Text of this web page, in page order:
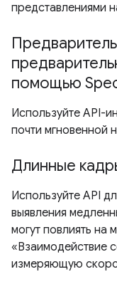
представлениями
помощью
Используйте API-
почти мгновенной
Длинные
Используйте API
выявления
могут повлиять на
«Взаимодействие
измеряющую